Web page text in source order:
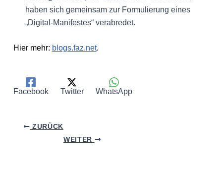
haben sich gemeinsam zur Formulierung eines
„Digital-Manifestes“ verabredet.
Hier mehr: blogs.faz.net.
Facebook Twitter WhatsApp
ZURÜCK
WEITER